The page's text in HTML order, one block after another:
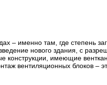
– именно там, где степень
нового здания, с
конструкции, имеющие
вентиляционных блоков –